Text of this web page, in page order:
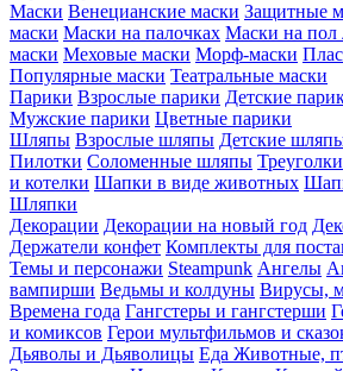
Маски Венецианские маски Защитные
маски Маски на палочках Маски на пол
маски Меховые маски Морф-маски
Популярные маски Театральные маски
Парики Взрослые парики Детские
Мужские парики Цветные парики
Шляпы Взрослые шляпы Детские
Пилотки Соломенные шляпы Треуголки
и котелки Шапки в виде животных
Шляпки
Декорации Декорации на новый год
Держатели конфет Комплекты для
Темы и персонажи Steampunk Ангелы
вампирши Ведьмы и колдуны Вирусы,
Времена года Гангстеры и гангстерши
и комиксов Герои мультфильмов и
Дьяволы и Дьяволицы Еда Животные,